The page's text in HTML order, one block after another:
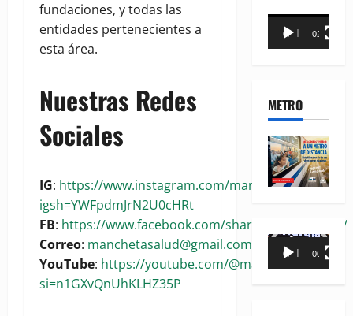
fundaciones, y todas las
entidades pertenecientes a
esta área.
Nuestras Redes
Sociales
IG: https://www.instagram.com/manchetasalud?
igsh=YWFpdmJrN2U0cHRt
FB: https://www.facebook.com/share/1BoaKRywuG/
Correo: manchetasalud@gmail.com
YouTube: https://youtube.com/@manchetasalud?
si=n1GXvQnUhKLHZ35P
Reproductor
00:00 02:18
METRO
Reproductor
00:00 00:35